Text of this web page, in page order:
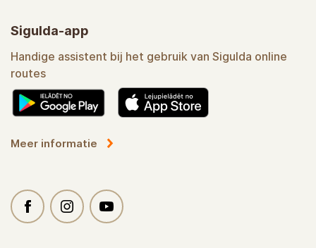
Sigulda-app
Handige assistent bij het gebruik van Sigulda online
routes
Meer informatie